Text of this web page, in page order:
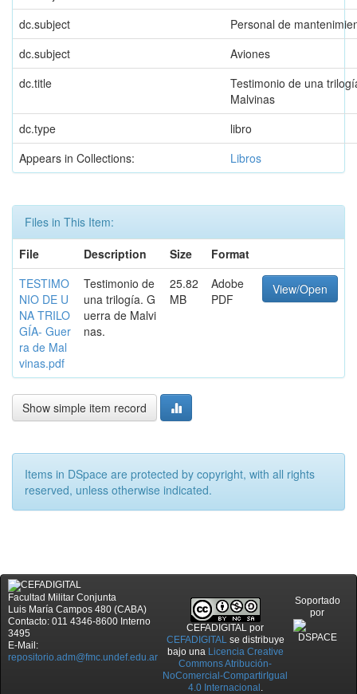
dc.subject
Personal de
dc.subject
Aviones
dc.title
Testimonio de una
Malvinas
dc.type
libro
Appears in Collections:
Libros
Files in This Item:
File
Description Size
Format
TESTIMO
NIO DE U
NA TRILO
GÍA- Guer
ra de Mal
vinas.pdf
Testimonio de
una trilogía. G
uerra de Malvi
nas.
25.82
MB
Adobe
PDF
View/Open
Show simple item record
Items in DSpace are protected by copyright, with all rights
reserved, unless otherwise indicated.
Facultad Militar Conjunta
Luis María Campos 480 (CABA)
Contacto: 011 4346-8600 Interno
3495
E-Mail:
repositorio.adm@fmc.undef.edu.ar
CEFADIGITAL por
CEFADIGITALse distribuye
bajo una Licencia Creative
Commons Atribución-
NoComercial-CompartirIgual
4.0 Internacional .
Soportado
por